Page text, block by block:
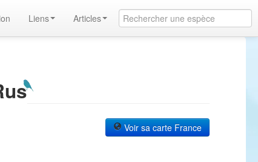
Liens Articles
Voir sa carte France